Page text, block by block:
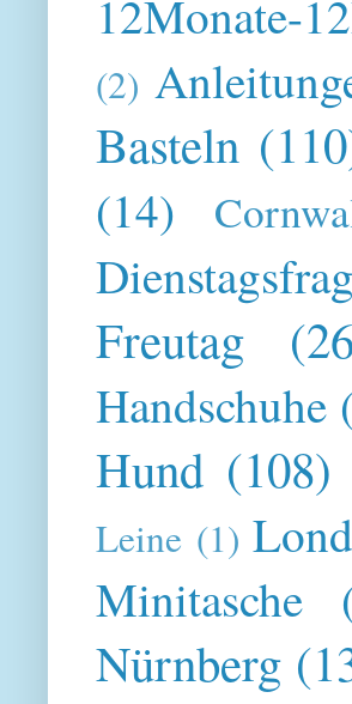
12Monate-
(2)
Basteln
(14)
Freutag
Handschuhe
Hund (108)
Leine (1)
Minitasche
Nürnberg